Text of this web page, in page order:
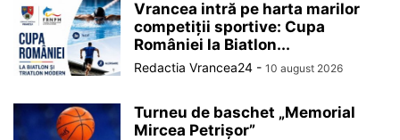
Vrancea intră pe harta marilor
competiții sportive: Cupa
României la Biatlon...
Redactia Vrancea24 - 10 august 2026
Turneu de baschet „Memorial
Mircea Petrișor”